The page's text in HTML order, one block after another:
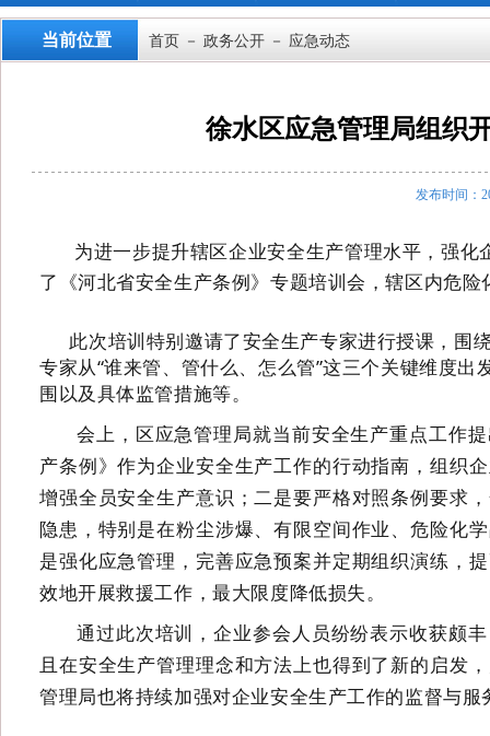
当前位置 首页 － 政务公开 － 应急动态
徐水区应急管理局组织
发布时间：
为进一步提升辖区企业安全生产管理水平，强
了《河北省安全生产条例》专题培训会，辖区内危险
此次培训特别邀请了安全生产专家进行授课 ， 围
专家从“谁来管、管什么、怎么管”这三个关键维度
围以及具体监管措施等。
会上，区应急管理局就当前安全生产重点工作
产条例》作为企业安全生产工作的行动指南，组织
增强全员安全生产意识；二是要严格对照条例要求
隐患，特别是在粉尘涉爆、有限空间作业、危险化
是强化应急管理，完善应急预案并定期组织演练，
效地开展救援工作，最大限度降低损失。
通过此次培训，企业参会人员纷纷表示收获颇
且在安全生产管理理念和方法上也得到了新的启发
管理局也将持续加强对企业安全生产工作的监督与